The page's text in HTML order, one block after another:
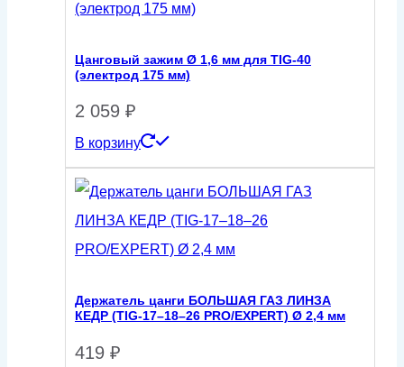
Цанговый зажим Ø 1,6 мм для TIG-40
(электрод 175 мм)
2 059 ₽
В корзину
Держатель цанги БОЛЬШАЯ ГАЗ ЛИНЗА
КЕДР (TIG-17–18–26 PRO/EXPERT) Ø 2,4 мм
419 ₽